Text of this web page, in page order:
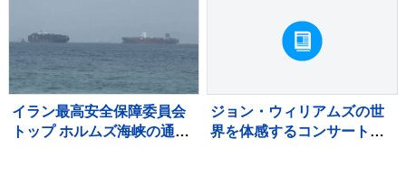
イラン最高安全保障委員会
トップ ホルムズ海峡の通航
ジョン・ウィリアムズの世
界を体感するコンサートが